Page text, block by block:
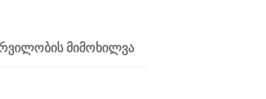
მიმოხილვა